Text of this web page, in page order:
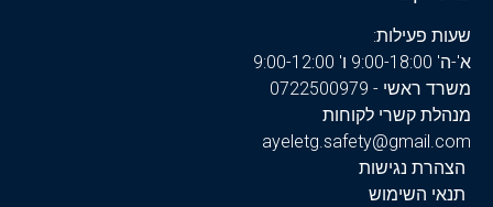
שעות פעילות:
א'-ה' 9:00-18:00 ו' 9:00-12:00
משרד ראשי - 0722500979
מנהלת קשרי לקוחות
ayeletg.safety@gmail.com
הצהרת נגישות
תנאי השימוש